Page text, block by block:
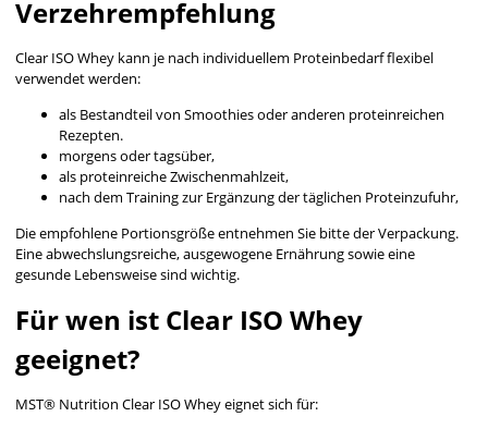
Verzehrempfehlung
Clear ISO Whey kann je nach individuellem Proteinbedarf flexibel
verwendet werden:
als Bestandteil von Smoothies oder anderen proteinreichen
Rezepten.
morgens oder tagsüber,
als proteinreiche Zwischenmahlzeit,
nach dem Training zur Ergänzung der täglichen Proteinzufuhr,
Die empfohlene Portionsgröße entnehmen Sie bitte der Verpackung.
Eine abwechslungsreiche, ausgewogene Ernährung sowie eine
gesunde Lebensweise sind wichtig.
Für wen ist Clear ISO Whey
geeignet?
MST® Nutrition Clear ISO Whey eignet sich für: